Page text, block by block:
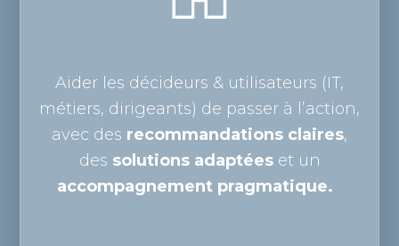
Aider les décideurs & utilisateurs (IT,
métiers, dirigeants) de passer à l’action,
avec des recommandations claires,
des solutions adaptéeset un
accompagnement pragmatique.